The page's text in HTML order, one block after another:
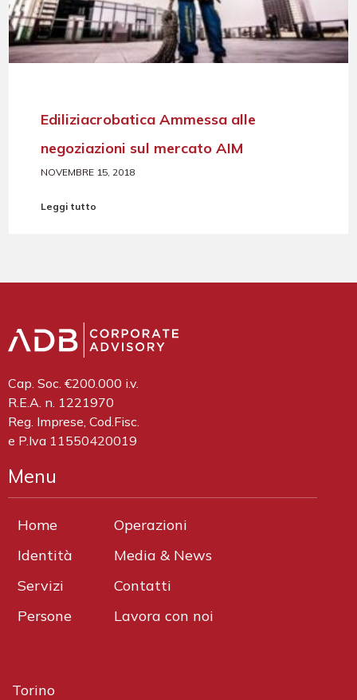
Ediliziacrobatica Ammessa alle
negoziazioni sul mercato AIM
NOVEMBRE 15, 2018
Leggi tutto
Cap. Soc. €200.000 i.v.
R.E.A. n. 1221970
Reg. Imprese, Cod.Fisc.
e P.Iva 11550420019
Menu
Home
Identità
Servizi
Persone
Operazioni
Media & News
Contatti
Lavora con noi
Torino